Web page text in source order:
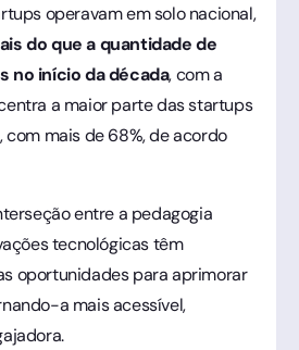
operavam em solo nacional,
do que a quantidade de
no início da década, com a
a maior parte das startups
com mais de 68%, de acordo
entre a pedagogia
tecnológicas têm
oportunidades para aprimorar
a mais acessível,